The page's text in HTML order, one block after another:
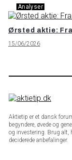
Analyser
Ørsted aktie:
15/06/2026
Aktietip er et dansk
begyndere, øvede og
og investering. Brug alt,
deciderede anbefalinger.